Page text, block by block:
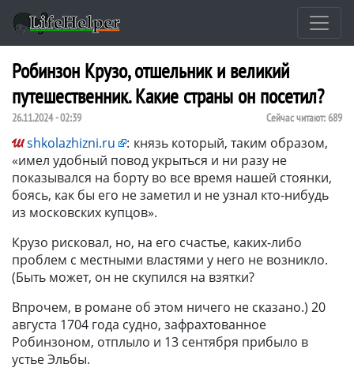
Робинзон Крузо, отшельник и великий
путешественник. Какие страны он посетил?
26.11.2024 - 02:39 Сейчас читают:689
shkolazhizni.ru : князь который, таким образом,
«имел удобный повод укрыться и ни разу не
показывался на борту во все время нашей стоянки,
боясь, как бы его не заметил и не узнал кто-нибудь
из московских купцов».
Крузо рисковал, но, на его счастье, каких-либо
проблем с местными властями у него не возникло.
(Быть может, он не скупился на взятки?
Впрочем, в романе об этом ничего не сказано.) 20
августа 1704 года судно, зафрахтованное
Робинзоном, отплыло и 13 сентября прибыло в
устье Эльбы.